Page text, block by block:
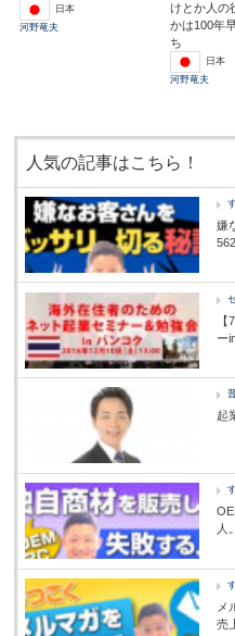
日本
河野竜夫
けとか人の
かは100年
ち
日本
河野竜夫
人気の記事はこちら！
嫌
ー
起
人
メ
売